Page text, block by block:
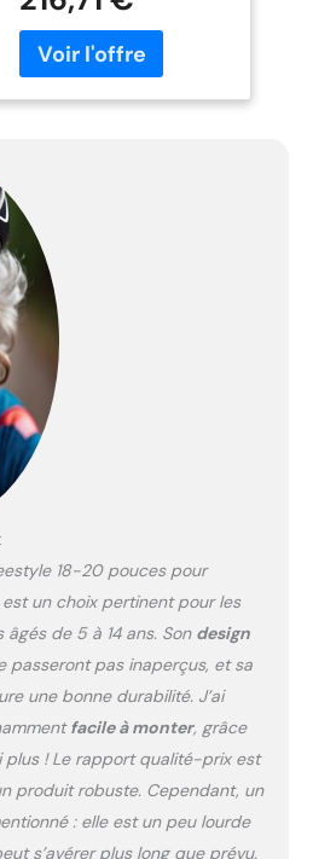
dont un débutant a
besoin pour conquérir les
rues ! La taille
recommandée du pilote
robuste pour offrir au
cycliste un soutien fiable
et un confort durable, et
avec une longueur de
tube supérieur de 17,3, il
est parfait pour la route,
le parc ou les sentiers.
Facile à conduire La
transmission comprend
une manivelle monobloc
de 152 mm avec un
assurent un contrôle
de roues fiable La paire
de roues est équipée de
pneus 18 x 2,125 montés
sur des jantes en
36H avec moyeux
d'essieu 3/8 et roue libre
16T. Facile à assembler Le
vélo est assemblé à 85 %
18-20 pouces pour
un choix pertinent pour les
de 5 à 14 ans. Son design
passeront pas inaperçus, et sa
une bonne durabilité. J’ai
facile à monter, grâce
plus ! Le rapport qualité-prix est
produit robuste. Cependant, un
: elle est un peu lourde
s’avérer plus long que prévu.